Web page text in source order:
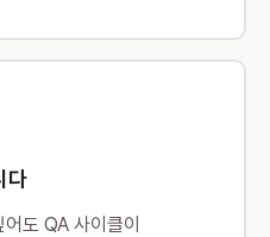
다
도 QA 사이클이